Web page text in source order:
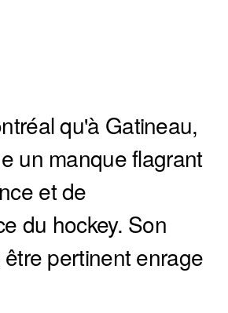
qu'à Gatineau,
un manque flagrant
et de
du hockey. Son
pertinent enrage